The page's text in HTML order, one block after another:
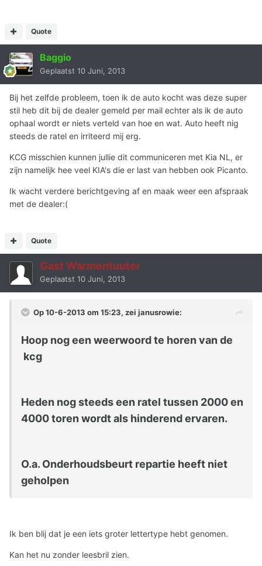
Quote
Baggio
Geplaatst 10 Juni, 2013
Bij het zelfde probleem, toen ik de auto kocht was deze super
stil heb dit bij de dealer gemeld per mail echter als ik de auto
ophaal wordt er niets verteld van hoe en wat. Auto heeft nig
steeds de ratel en irriteerd mij erg.
KCG misschien kunnen jullie dit communiceren met Kia NL, er
zijn namelijk hee veel KIA's die er last van hebben ook Picanto.
Ik wacht verdere berichtgeving af en maak weer een afspraak
met de dealer:(
Quote
Gast Warmentuuter
Geplaatst 10 Juni, 2013
Op 10-6-2013 om 15:23, zei janusrowie:
Hoop nog een weerwoord te horen van de
kcg
Heden nog steeds een ratel tussen 2000 en
4000 toren wordt als hinderend ervaren.
O.a. Onderhoudsbeurt repartie heeft niet
geholpen
Ik ben blij dat je een iets groter lettertype hebt genomen.
Kan het nu zonder leesbril zien.